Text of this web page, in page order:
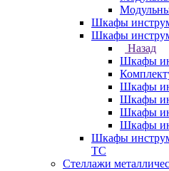
Шкафы
Шкафы
Назад
Шкафы
Шкафы
Шкафы
Шкафы
Шкафы
Шкафы
TC
Стеллажи